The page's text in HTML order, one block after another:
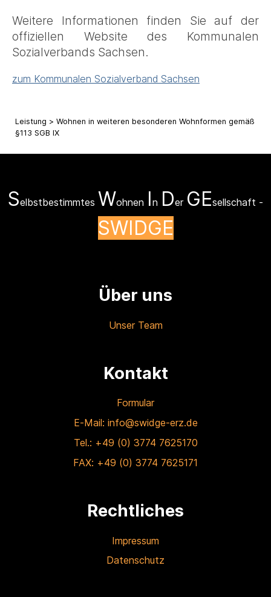
Weitere Informationen finden Sie auf der
offiziellen Website des Kommunalen
Sozialverbands Sachsen.
zum Kommunalen Sozialverband Sachsen
Leistung > Wohnen in weiteren besonderen Wohnformen gemäß
§113 SGB IX
Selbstbestimmtes Wohnen In Der GEsellschaft -
SWIDGE
Über uns
Unser Team
Kontakt
Formular
E-Mail: info@swidge-erz.de
Tel.: +49 (0) 3774 7625170
FAX: +49 (0) 3774 7625171
Rechtliches
Impressum
Datenschutz